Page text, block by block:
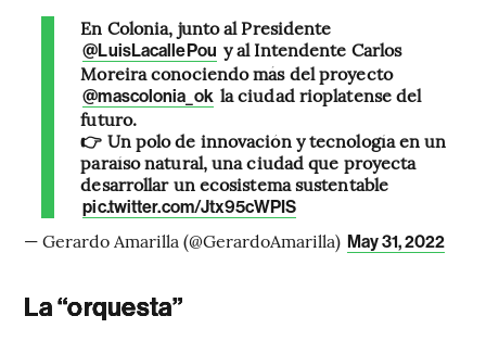
En Colonia, junto al Presidente
@LuisLacallePou y al Intendente Carlos
Moreira conociendo más del proyecto
@mascolonia_ok la ciudad rioplatense del
futuro.
👉 Un polo de innovación y tecnología en un
paraíso natural, una ciudad que proyecta
desarrollar un ecosistema sustentable
pic.twitter.com/Jtx95cWPIS
— Gerardo Amarilla (@GerardoAmarilla) May 31, 2022
La “orquesta”